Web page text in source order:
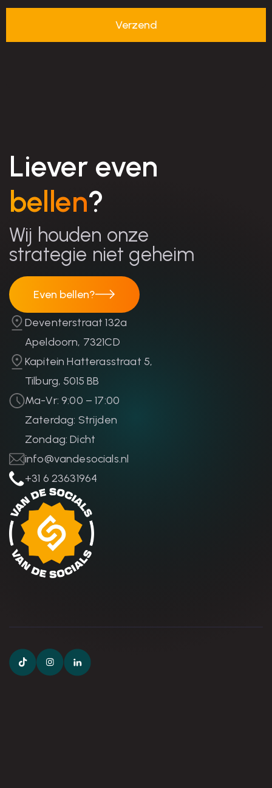
Liever even
bellen?
Wij houden onze
strategie niet geheim
Even bellen?
Deventerstraat 132a
Apeldoorn, 7321CD
Kapitein Hatterasstraat 5,
Tilburg, 5015 BB
Ma-Vr: 9:00 – 17:00
Zaterdag: Strijden
Zondag: Dicht
info@vandesocials.nl
+31 6 23631964